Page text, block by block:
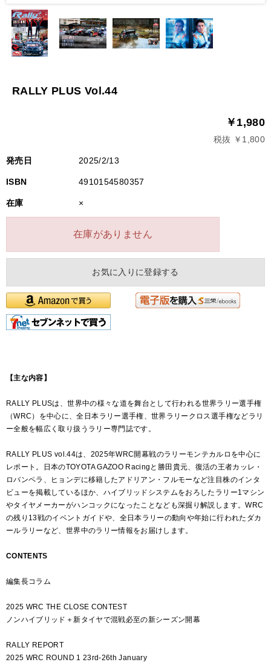
RALLY PLUS Vol.44
￥1,980
税抜 ￥1,800
発売日 2025/2/13
ISBN 4910154580357
在庫 ×
在庫がありません
お気に入りに登録する
【主な内容】
RALLY PLUSは、世界中の様々な道を舞台として行われる世界ラリー選手権
（WRC）を中心に、全日本ラリー選手権、世界ラリークロス選手権などラリ
ー全般を幅広く取り扱うラリー専門誌です。
RALLY PLUS vol.44は、2025年WRC開幕戦のラリーモンテカルロを中心に
レポート。日本のTOYOTA GAZOO Racingと勝田貴元、復活の王者カッレ・
ロバンペラ、ヒョンデに移籍したアドリアン・フルモーなど注目株のインタ
ビューを掲載しているほか、ハイブリッドシステムをおろしたラリー1マシン
やタイヤメーカーがハンコックになったことなども深掘り解説します。WRC
の残り13戦のイベントガイドや、全日本ラリーの動向や年始に行われたダカ
ールラリーなど、世界中のラリー情報をお届けします。
CONTENTS
編集長コラム
2025 WRC THE CLOSE CONTEST
ノンハイブリッド＋新タイヤで混戦必至の新シーズン開幕
RALLY REPORT
2025 WRC ROUND 1 23rd-26th January